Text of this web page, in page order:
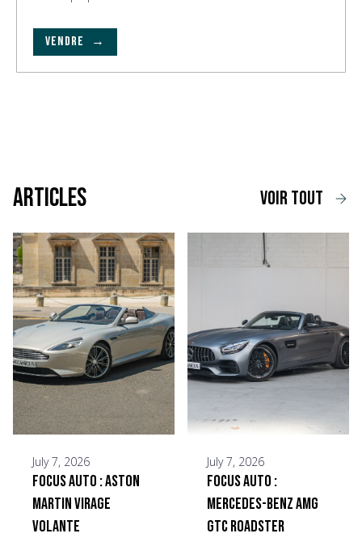
VENDRE →
voir tout
Articles
July 7, 2026
Focus Auto : Aston
Martin Virage
Volante
July 7, 2026
Focus Auto :
Mercedes-Benz AMG
GTC Roadster